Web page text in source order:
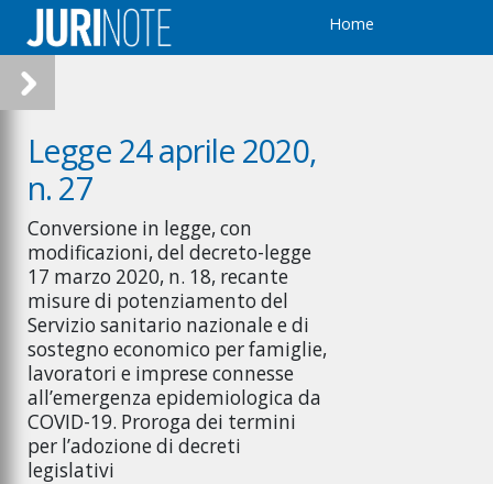
Home
Legge 24 aprile 2020,
n. 27
Conversione in legge, con
modificazioni, del decreto-legge
17 marzo 2020, n. 18, recante
misure di potenziamento del
Servizio sanitario nazionale e di
sostegno economico per famiglie,
lavoratori e imprese connesse
all’emergenza epidemiologica da
COVID-19. Proroga dei termini
per l’adozione di decreti
legislativi